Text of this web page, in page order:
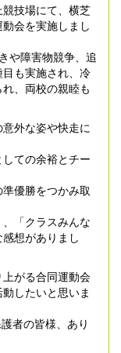
技場にて、横芝
会を実施しまし
や障害物競争、追
も実施され、冷
、両校の親睦も
外な姿や快走に
ての余裕とチー
優勝をつかみ取
「クラスみんな
想がありまし
がる合同運動会
したいと思いま
者の皆様、あり